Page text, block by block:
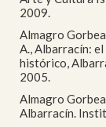
2009.
Almagro
A., Albarracín:
histórico,
2005.
Almagro
Albarracín.